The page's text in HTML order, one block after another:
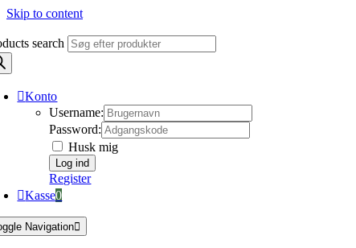
Skip to content
search
Konto
Username:
Password:
Husk mig
Register
Kasse0
Navigation